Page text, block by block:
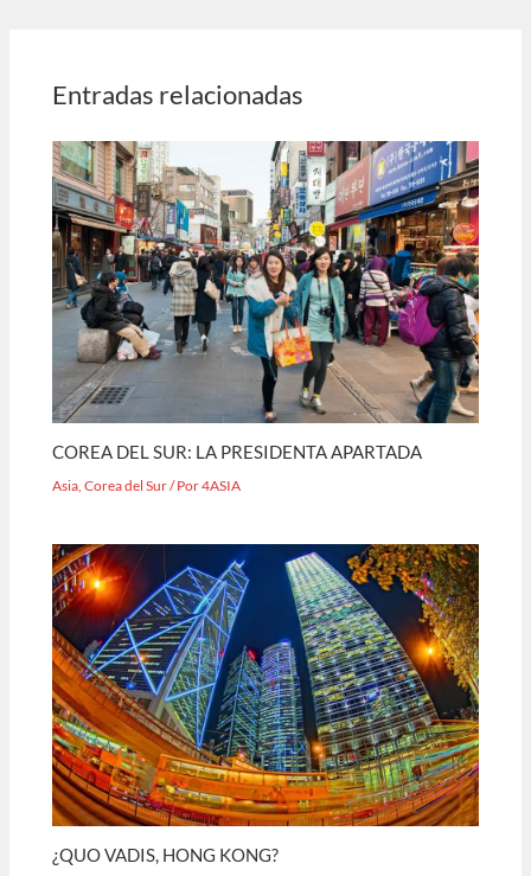
Entradas relacionadas
COREA DEL SUR: LA PRESIDENTA APARTADA
Asia,Corea del Sur/ Por4ASIA
¿QUO VADIS, HONG KONG?